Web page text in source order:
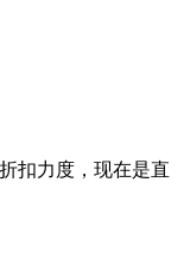
扣力度，现在是直